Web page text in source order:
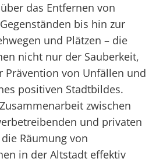
das Entfernen von
bis hin zur
und Plätzen – die
nicht nur der Sauberkeit,
Prävention von Unfällen und
positiven Stadtbildes.
zwischen
und privaten
Räumung von
in der Altstadt effektiv